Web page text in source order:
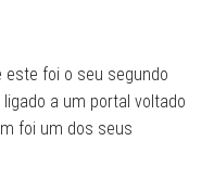
este foi o seu segundo
a um portal voltado
foi um dos seus